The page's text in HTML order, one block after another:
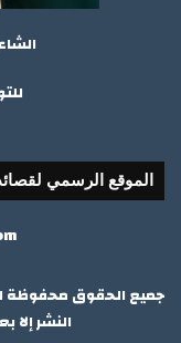
الموقع الرسمي
جميع الحقوق محفوظة
النشر